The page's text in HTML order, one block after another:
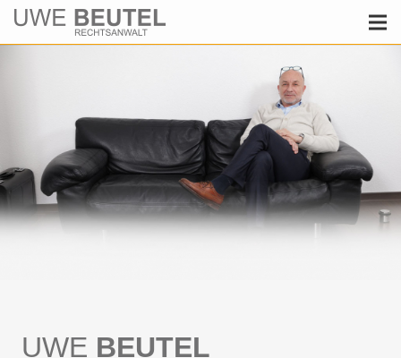
UWE BEUTEL